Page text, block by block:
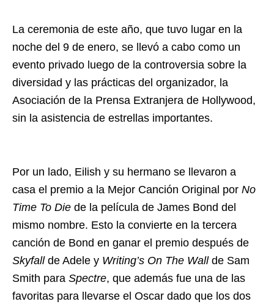
La ceremonia de este año, que tuvo lugar en la
noche del 9 de enero, se llevó a cabo como un
evento privado luego de la controversia sobre la
diversidad y las prácticas del organizador, la
Asociación de la Prensa Extranjera de Hollywood,
sin la asistencia de estrellas importantes.
Por un lado, Eilish y su hermano se llevaron a
casa el premio a la Mejor Canción Original por No
Time To Die de la película de James Bond del
mismo nombre. Esto la convierte en la tercera
canción de Bond en ganar el premio después de
Skyfall de Adele y Writing’s On The Wall de Sam
Smith para Spectre, que además fue una de las
favoritas para llevarse el Oscar dado que los dos